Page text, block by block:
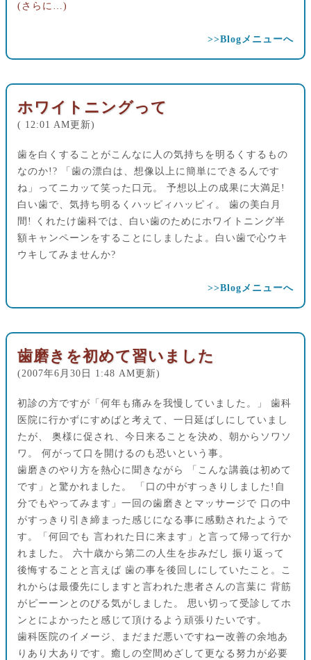
(さらに…)
>>Blogメニューへ
ホワイトニングって
( 12:01 AM更新)
歯を白くすることがこんなに人の気持ちを明るくするもの
なのか!? 「歯の漂白は、想像以上に簡単にできるんです
ね」ってニカッて笑った口元。 予想以上の成果に大満足!
白い歯で、気持ち明るくハッピィハッピィ。 歯の美白月
間! くれたけ歯科では、白い歯のためにホワイトニング半
額キャンペーンをすることにしましたよ。白い歯で心ウキ
ウキしてみませんか?
>>Blogメニューへ
歯磨きを初めて習いました
(2007年6月30日 1:48 AM更新)
初診の方ですが「何年も痛みを我慢していました。」 歯科
医院に行かずにすめばと考えて、一日延ばしにしていまし
たが、 奥様に促され、今日来ることを決め、朝からソワソ
ワ。 何がって口を開けるのも恐いという事。
歯磨きのやり方を熱心に聞きながら 「こんな講義は初めて
です」と驚かれました。 「口の中がすっきりしました!自
分でもやってみます」一回の歯磨きとマッサージで 口の中
がすっきり引き締まった感じになる事に感動されたようで
す。「何回でも 言われた日に来ます」と言って帰って行か
れました。 六十歳から第二の人生を歩みだし 振り返って
後悔することと言えば 歯の事を後回しにしていたこと。こ
れからは最優先にしますと言われた患者さんの言葉に 背筋
がピーーンとのびる気がしました。 思い切って受診してホ
ンとによかったと感じて頂けるよう頑張りたいです。
歯科医院のイメージ、まだまだ悪いですねー改善の余地あ
りあり大ありです。癒しの空間めざして更なる努力が必要